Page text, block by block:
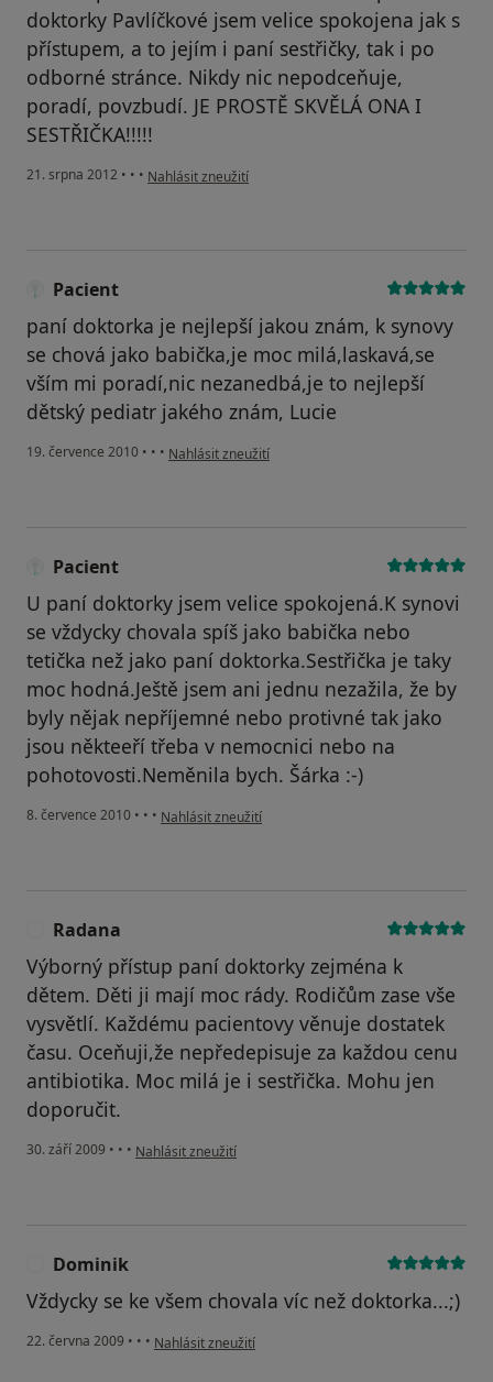
doktorky Pavlíčkové jsem velice spokojena jak s
přístupem, a to jejím i paní sestřičky, tak i po
odborné stránce. Nikdy nic nepodceňuje,
poradí, povzbudí. JE PROSTĚ SKVĚLÁ ONA I
SESTŘIČKA!!!!!
21. srpna 2012 • • • podle názoru uživatele Váš účet byl odstraněn
Nahlásit zneužití
Pacient
paní doktorka je nejlepší jakou znám, k synovy
se chová jako babička,je moc milá,laskavá,se
vším mi poradí,nic nezanedbá,je to nejlepší
dětský pediatr jakého znám, Lucie
19. července 2010 • • • podle názoru uživatele Pacient
Nahlásit zneužití
Pacient
U paní doktorky jsem velice spokojená.K synovi
se vždycky chovala spíš jako babička nebo
tetička než jako paní doktorka.Sestřička je taky
moc hodná.Ještě jsem ani jednu nezažila, že by
byly nějak nepříjemné nebo protivné tak jako
jsou někteeří třeba v nemocnici nebo na
pohotovosti.Neměnila bych. Šárka :-)
8. července 2010 • • • podle názoru uživatele Pacient
Nahlásit zneužití
Radana
Výborný přístup paní doktorky zejména k
dětem. Děti ji mají moc rády. Rodičům zase vše
vysvětlí. Každému pacientovy věnuje dostatek
času. Oceňuji,že nepředepisuje za každou cenu
antibiotika. Moc milá je i sestřička. Mohu jen
doporučit.
30. září 2009 • • • podle názoru uživatele Radana
Nahlásit zneužití
Dominik
Vždycky se ke všem chovala víc než doktorka...;)
22. června 2009 • • • podle názoru uživatele Dominik
Nahlásit zneužití